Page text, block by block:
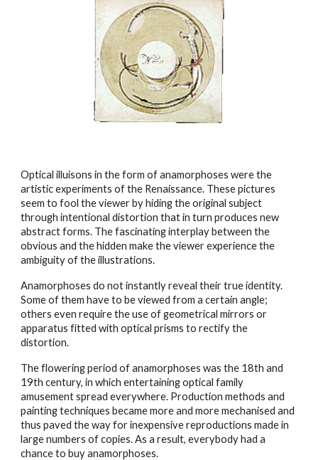
Optical illuisons in the form of anamorphoses were the
artistic experiments of the Renaissance. These pictures
seem to fool the viewer by hiding the original subject
through intentional distortion that in turn produces new
abstract forms. The fascinating interplay between the
obvious and the hidden make the viewer experience the
ambiguity of the illustrations.
Anamorphoses do not instantly reveal their true identity.
Some of them have to be viewed from a certain angle;
others even require the use of geometrical mirrors or
apparatus fitted with optical prisms to rectify the
distortion.
The flowering period of anamorphoses was the 18th and
19th century, in which entertaining optical family
amusement spread everywhere. Production methods and
painting techniques became more and more mechanised and
thus paved the way for inexpensive reproductions made in
large numbers of copies. As a result, everybody had a
chance to buy anamorphoses.